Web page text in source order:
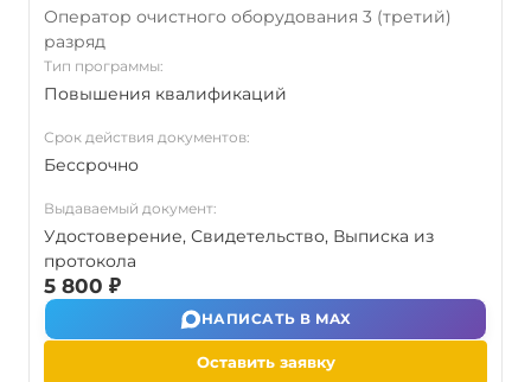
Оператор очистного оборудования 3 (третий)
разряд
Тип программы:
Повышения квалификаций
Срок действия документов:
Бессрочно
Выдаваемый документ:
Удостоверение, Свидетельство, Выписка из
протокола
5 800 ₽
НАПИСАТЬ В MAX
Оставить заявку